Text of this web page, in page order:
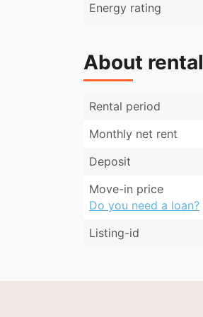
Energy rating
About rental
Rental period
Monthly net rent
Deposit
Move-in price
Do you need a loan?
Listing-id